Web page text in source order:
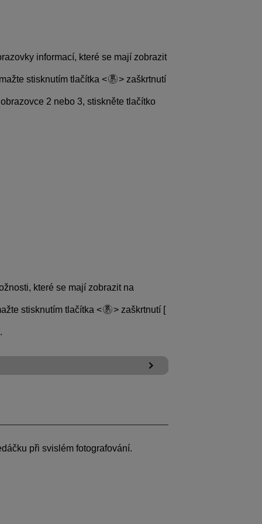
informací, které se mají zobrazit
stisknutím tlačítka zaškrtnutí
2 nebo 3, stiskněte tlačítko
které se mají zobrazit na
stisknutím tlačítka zaškrtnutí [
při svislém fotografování.